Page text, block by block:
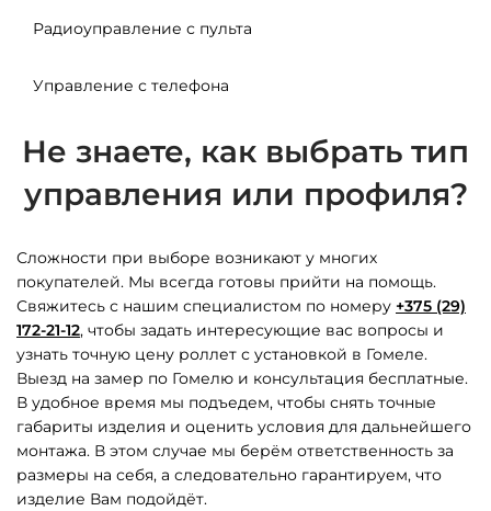
Радиоуправление с пульта
Управление с телефона
Не знаете, как выбрать тип
управления или профиля?
Сложности при выборе возникают у многих
покупателей. Мы всегда готовы прийти на помощь.
Свяжитесь с нашим специалистом по номеру +375 (29)
172-21-12, чтобы задать интересующие вас вопросы и
узнать точную цену роллет с установкой в Гомеле.
Выезд на замер по Гомелю и консультация бесплатные.
В удобное время мы подъедем, чтобы снять точные
габариты изделия и оценить условия для дальнейшего
монтажа. В этом случае мы берём ответственность за
размеры на себя, а следовательно гарантируем, что
изделие Вам подойдёт.